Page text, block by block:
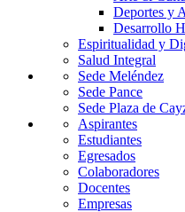
Deportes y
Desarrollo
Espiritualidad y
Salud Integral
Sede Meléndez
Sede Pance
Sede Plaza de
Aspirantes
Estudiantes
Egresados
Colaboradores
Docentes
Empresas